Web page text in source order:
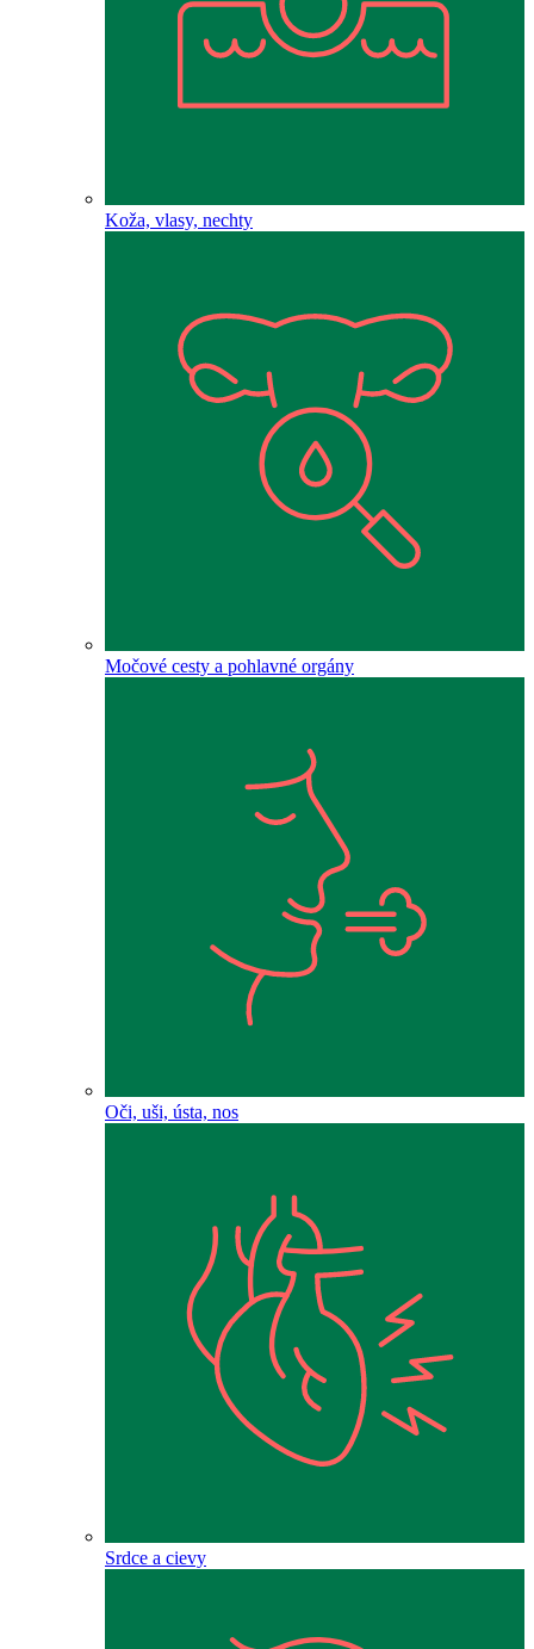
Koža, vlasy, nechty
Močové cesty a pohlavné orgány
Oči, uši, ústa, nos
Srdce a cievy